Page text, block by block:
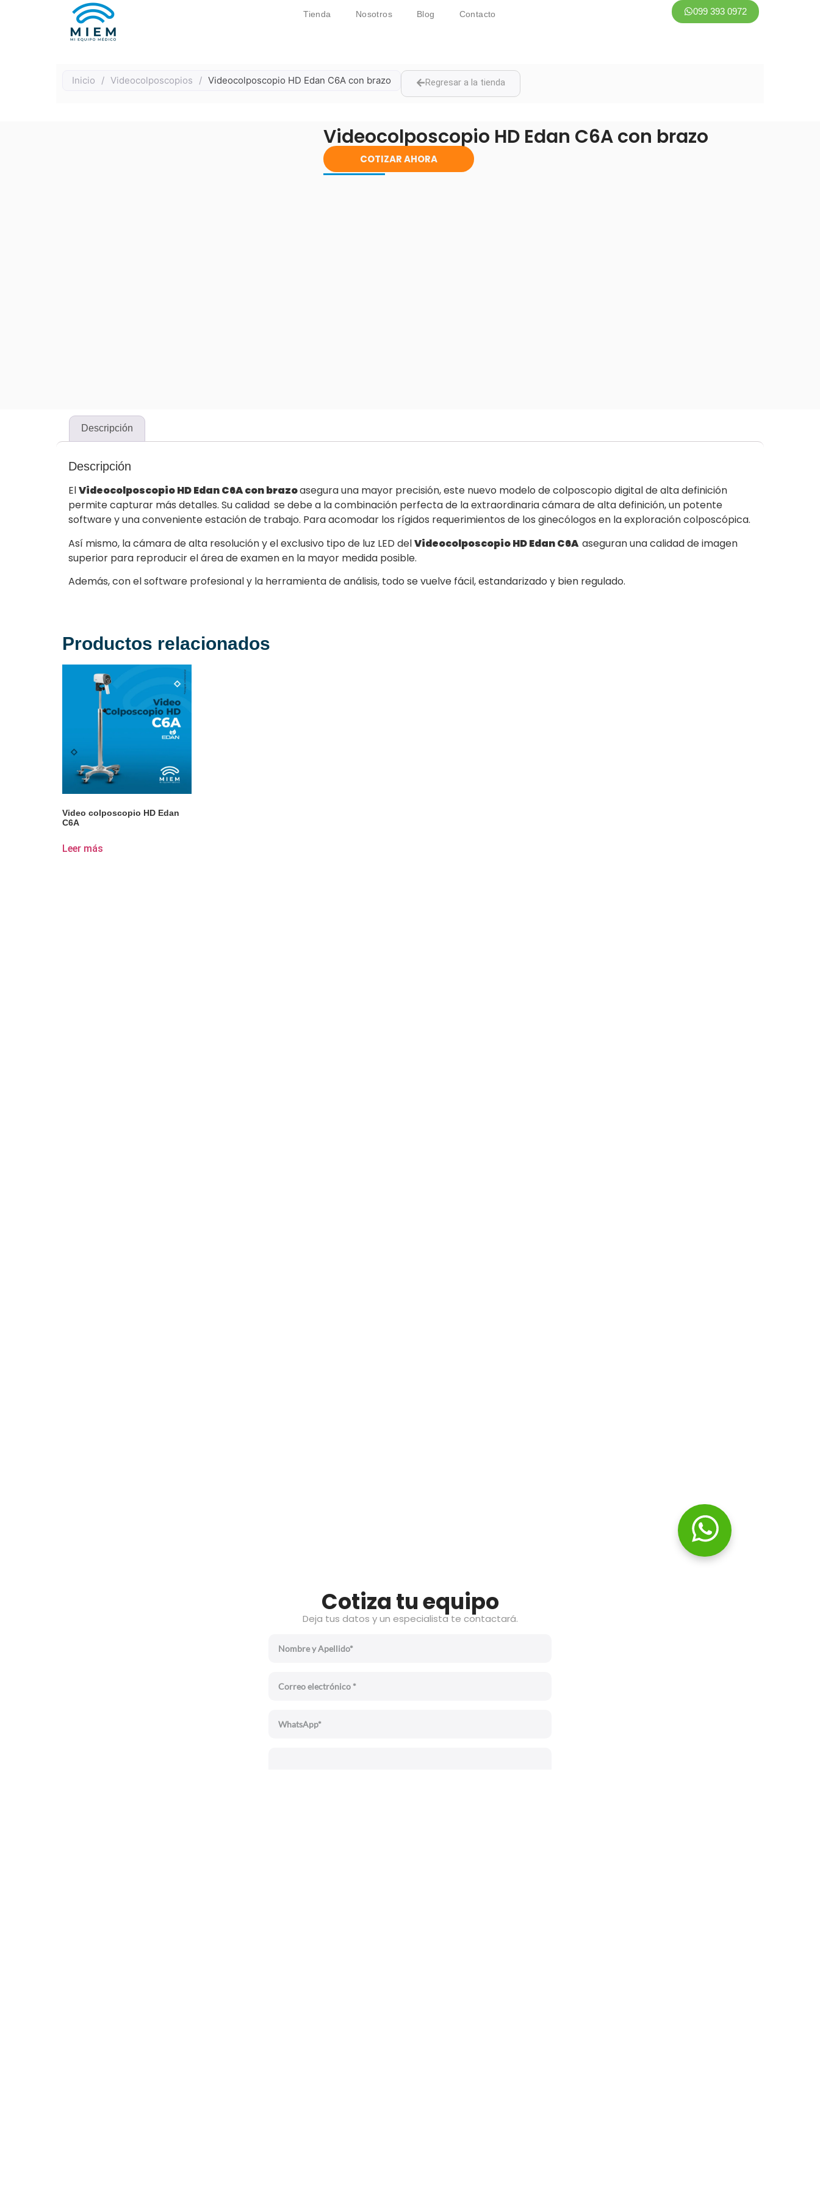
Tienda Nosotros Blog Contacto 099 393 0972
Inicio / Videocolposcopios / Videocolposcopio HD Edan C6A con brazo Regresar a la tienda
Videocolposcopio HD Edan C6A con brazo
COTIZAR AHORA
Descripción
Descripción
ElVideocolposcopio HD Edan C6A con brazoasegura una mayor precisión, este nuevo modelo de colposcopio digital de alta definición
permite capturar más detalles. Su calidad se debe a la combinación perfecta de la extraordinaria cámara de alta definición, un potente
software y una conveniente estación de trabajo. Para acomodar los rígidos requerimientos de los ginecólogos en la exploración colposcópica.
Así mismo, la cámara de alta resolución y el exclusivo tipo de luz LED delVideocolposcopio HD Edan C6A aseguran una calidad de imagen
superior para reproducir el área de examen en la mayor medida posible.
Además, con el software profesional y la herramienta de análisis, todo se vuelve fácil, estandarizado y bien regulado.
Productos relacionados
Video colposcopio HD Edan
C6A
Leer más
Cotiza tu equipo
Deja tus datos y un especialista te contactará.